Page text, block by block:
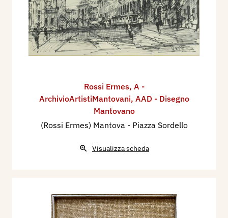
Rossi Ermes, A -
ArchivioArtistiMantovani, AAD - Disegno
Mantovano
(Rossi Ermes) Mantova - Piazza Sordello
Visualizza scheda